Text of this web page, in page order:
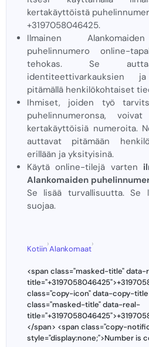
kertakäyttöistä
+3197058046425.
Ilmainen
puhelinnumero online-
tehokas. Se
identiteettivarkauksien
pitämällä henkilökohtaiset
Ihmiset, joiden työ
puhelinnumeronsa,
kertakäyttöisiä numeroita.
auttavat pitämään
erillään ja yksityisinä.
Käytä online-tilejä varten
Alankomaiden
Se lisää turvallisuutta. Se
suojaa.
Kotiin
›
Alankomaat
›
<span class="masked-title"
class="copy-icon" data-copy-
class="masked-title" data-real-
</span> <span class="copy-
style="display:none;">Number is